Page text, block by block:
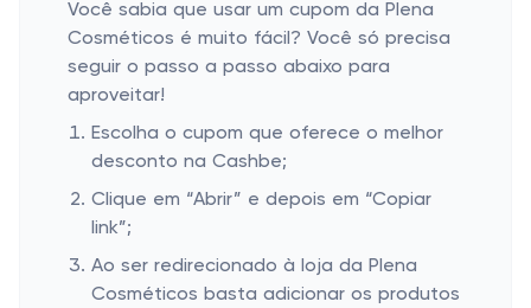
Você sabia que usar um cupom da Plena
Cosméticos é muito fácil? Você só precisa
seguir o passo a passo abaixo para
aproveitar!
Escolha o cupom que oferece o melhor
desconto na Cashbe;
Clique em “Abrir” e depois em “Copiar
link”;
Ao ser redirecionado à loja da Plena
Cosméticos basta adicionar os produtos